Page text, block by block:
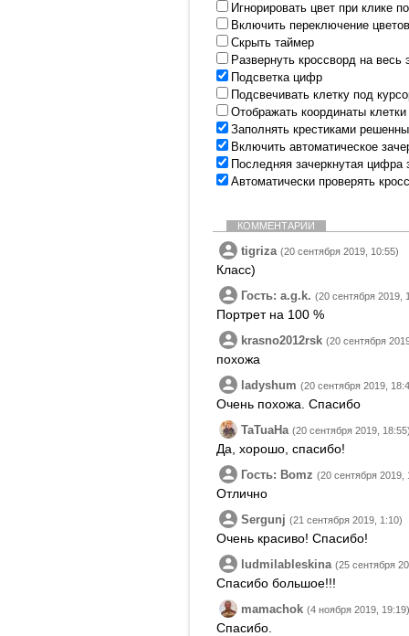
Игнорировать цвет при клике
Включить переключение
Скрыть таймер
Развернуть кроссворд на
Подсветка цифр
Подсвечивать клетку под
Отображать координаты
Заполнять крестиками
Включить автоматическое
Последняя зачеркнутая цифра
Автоматически проверять
КОММЕНТАРИИ
tigriza (20 сентября 2019, 10:55)
Класс)
Гость: a.g.k. (20 сентября 2019,
Портрет на 100 %
krasno2012rsk (20 сентября
похожа
ladyshum (20 сентября 2019,
Очень похожа. Спасибо
TaTuaHa (20 сентября 2019,
Да, хорошо, спасибо!
Гость: Bomz (20 сентября 2019,
Отлично
Sergunj (21 сентября 2019, 1:10)
Очень красиво! Спасибо!
ludmilableskina (25 сентября
Спасибо большое!!!
mamachok (4 ноября 2019, 19:19)
Спасибо.